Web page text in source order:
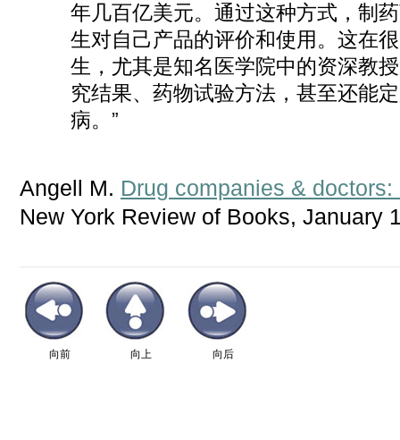
年几百亿美元。通过这种方式，制
生对自己产品的评价和使用。这在
生，尤其是知名医学院中的资深教
究结果、药物试验方法，甚至还能
病。”
Angell M. Drug companies &
New York Review of Books, January
向上
向前 向后